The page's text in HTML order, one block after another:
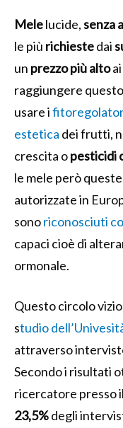
Melelucide,senza
le più richiestedai
un prezzopiùalto
raggiungere
usare i
estetica dei frutti,
crescita opesticidi
le mele però
autorizzate in
sonoriconosciuti
capaci cioè di
ormonale.
Questo circolo
studio
attraverso
Secondo i risultati
ricercatore presso
23,5%degli